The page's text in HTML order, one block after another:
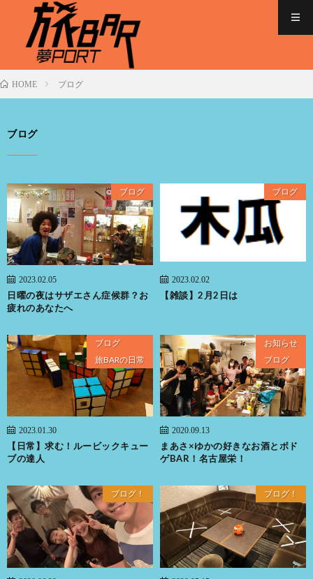
HOME ブログ
ブログ
ブログ
2023.02.05
日曜の夜はサザエさん症候群？お
疲れのあなたへ
ブログ
2023.02.02
【雑談】2月2日は
ブログ
旅BARの日常
2023.01.30
【日常】求む！ルービックキュー
ブの達人
お知らせ
ブログ
2020.09.13
まあさ×ゆかの好きなお酒とボド
ゲBAR！名古屋栄！
ブログ！ ブログ！